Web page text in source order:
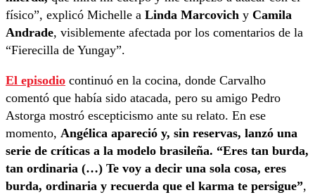
físico”, explicó Michelle a Linda Marcovich y Camila
Andrade, visiblemente afectada por los comentarios de la
“Fierecilla de Yungay”.
El episodio continuó en la cocina, donde Carvalho
comentó que había sido atacada, pero su amigo Pedro
Astorga mostró escepticismo ante su relato. En ese
momento, Angélica apareció y, sin reservas, lanzó una
serie de críticas a la modelo brasileña. “Eres tan burda,
tan ordinaria (…) Te voy a decir una sola cosa, eres
burda, ordinaria y recuerda que el karma te persigue”,